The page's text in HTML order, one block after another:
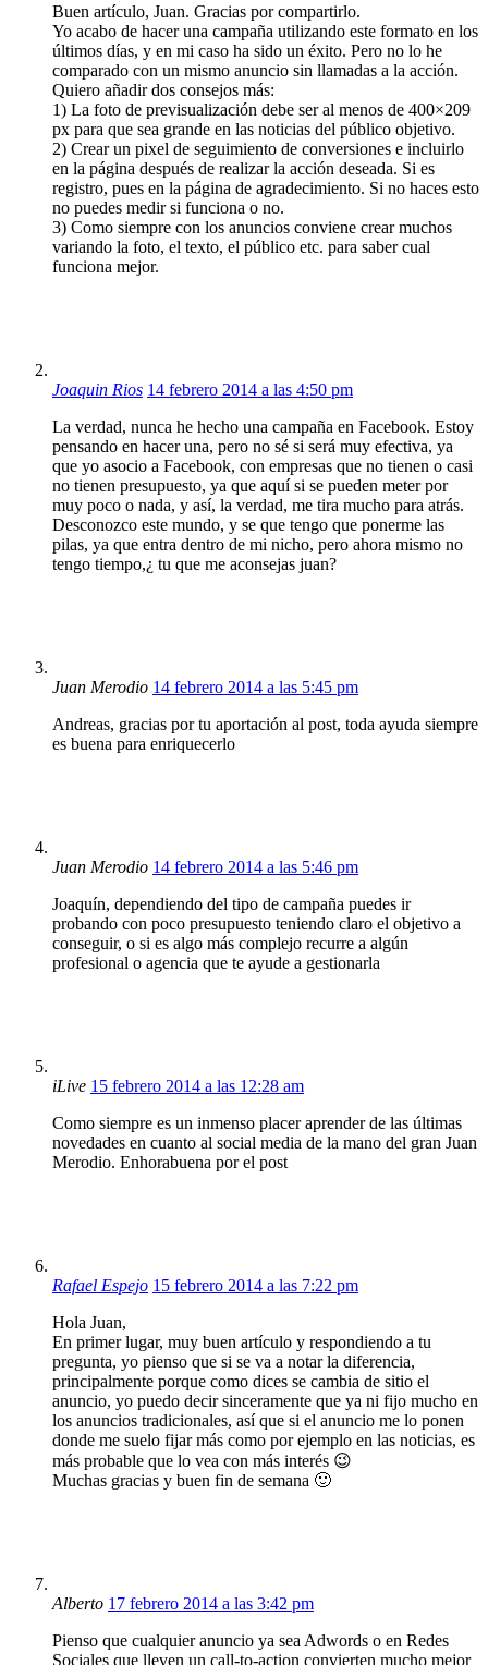
Buen artículo, Juan. Gracias por compartirlo.
Yo acabo de hacer una campaña utilizando este formato en los
últimos días, y en mi caso ha sido un éxito. Pero no lo he
comparado con un mismo anuncio sin llamadas a la acción.
Quiero añadir dos consejos más:
1) La foto de previsualización debe ser al menos de 400×209
px para que sea grande en las noticias del público objetivo.
2) Crear un pixel de seguimiento de conversiones e incluirlo
en la página después de realizar la acción deseada. Si es
registro, pues en la página de agradecimiento. Si no haces esto
no puedes medir si funciona o no.
3) Como siempre con los anuncios conviene crear muchos
variando la foto, el texto, el público etc. para saber cual
funciona mejor.
Joaquin Rios 14 febrero 2014 a las 4:50 pm
La verdad, nunca he hecho una campaña en Facebook. Estoy
pensando en hacer una, pero no sé si será muy efectiva, ya
que yo asocio a Facebook, con empresas que no tienen o casi
no tienen presupuesto, ya que aquí si se pueden meter por
muy poco o nada, y así, la verdad, me tira mucho para atrás.
Desconozco este mundo, y se que tengo que ponerme las
pilas, ya que entra dentro de mi nicho, pero ahora mismo no
tengo tiempo,¿ tu que me aconsejas juan?
Juan Merodio 14 febrero 2014 a las 5:45 pm
Andreas, gracias por tu aportación al post, toda ayuda siempre
es buena para enriquecerlo
Juan Merodio 14 febrero 2014 a las 5:46 pm
Joaquín, dependiendo del tipo de campaña puedes ir
probando con poco presupuesto teniendo claro el objetivo a
conseguir, o si es algo más complejo recurre a algún
profesional o agencia que te ayude a gestionarla
iLive 15 febrero 2014 a las 12:28 am
Como siempre es un inmenso placer aprender de las últimas
novedades en cuanto al social media de la mano del gran Juan
Merodio. Enhorabuena por el post
Rafael Espejo 15 febrero 2014 a las 7:22 pm
Hola Juan,
En primer lugar, muy buen artículo y respondiendo a tu
pregunta, yo pienso que si se va a notar la diferencia,
principalmente porque como dices se cambia de sitio el
anuncio, yo puedo decir sinceramente que ya ni fijo mucho en
los anuncios tradicionales, así que si el anuncio me lo ponen
donde me suelo fijar más como por ejemplo en las noticias, es
más probable que lo vea con más interés 😉
Muchas gracias y buen fin de semana 🙂
Alberto 17 febrero 2014 a las 3:42 pm
Pienso que cualquier anuncio ya sea Adwords o en Redes
Sociales que lleven un call-to-action convierten mucho mejor